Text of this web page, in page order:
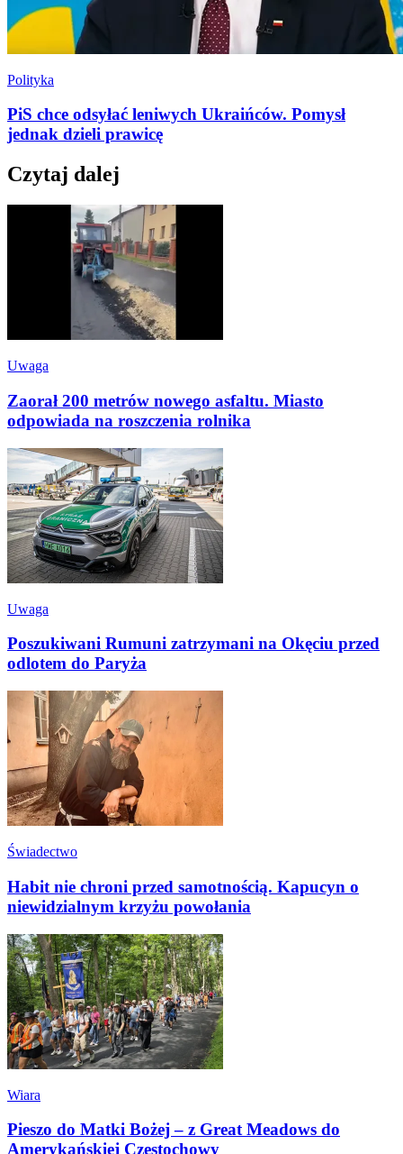
Polityka
PiS chce odsyłać leniwych Ukraińców. Pomysł
jednak dzieli prawicę
Czytaj dalej
Uwaga
Zaorał 200 metrów nowego asfaltu. Miasto
odpowiada na roszczenia rolnika
Uwaga
Poszukiwani Rumuni zatrzymani na Okęciu przed
odlotem do Paryża
Świadectwo
Habit nie chroni przed samotnością. Kapucyn o
niewidzialnym krzyżu powołania
Wiara
Pieszo do Matki Bożej – z Great Meadows do
Amerykańskiej Częstochowy